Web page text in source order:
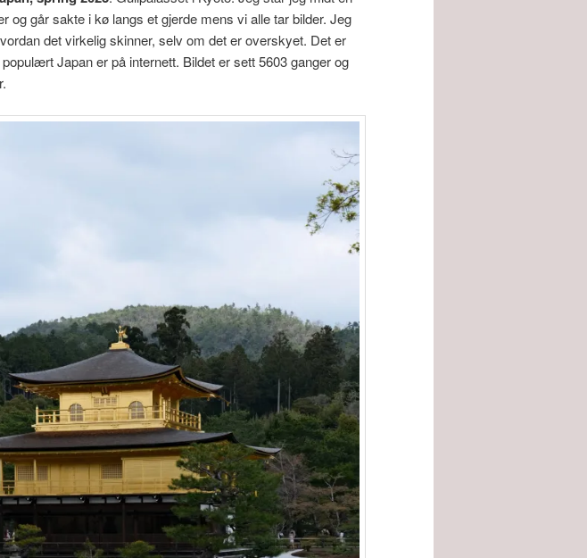
og går sakte i kø langs et gjerde mens vi alle tar bilder. Jeg
det virkelig skinner, selv om det er overskyet. Det er
Japan er på internett. Bildet er sett 5603 ganger og